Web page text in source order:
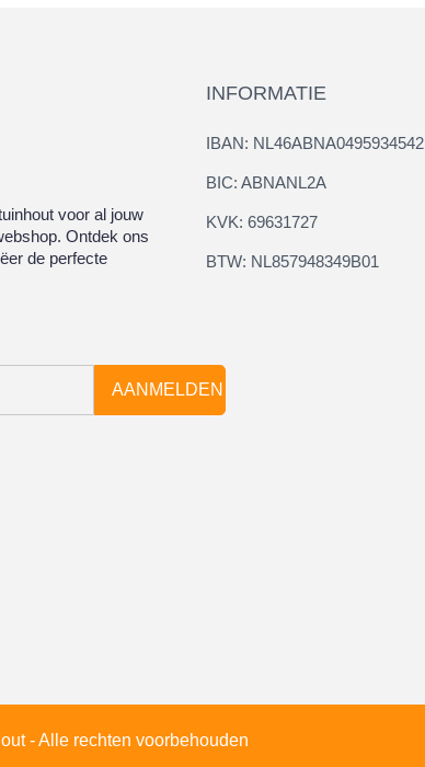
voor al jouw
Ontdek ons
de perfecte
AANMELDEN
INFORMATIE
IBAN: NL46ABNA0495934542
BIC: ABNANL2A
KVK: 69631727
BTW: NL857948349B01
- Alle rechten voorbehouden